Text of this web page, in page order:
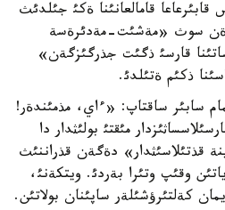
قامالعانئنا ةكئ جئلدئث
سوث «مةشئت-مةدئرةسة
قارسئ ذگئت جذرگئزگةن»
ذكئم ةتئلدئ.
سابئر ساقتاپ: «ءاي، مذمئندةر!
مئقتئ بولئثدار دا
قذتئلاسئثدار» دةگةن قذراننئث
سذرةسئنئث 45-اياتئن وقئپ وتئرا بةردئ. ويتكةنئ،
كةلتئرؤشئلةر ساپئنان بولاتئن.